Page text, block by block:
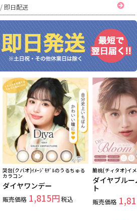
/ 即日配送
哭包(クバオ)ｲﾒｰｼﾞﾓﾃﾞﾙのうるちゅる
カラコン
ダイヤワンデー
販売価格 1,815 税込
脆桃(チィタオ)イ
ダイヤブル
ト
販売価格